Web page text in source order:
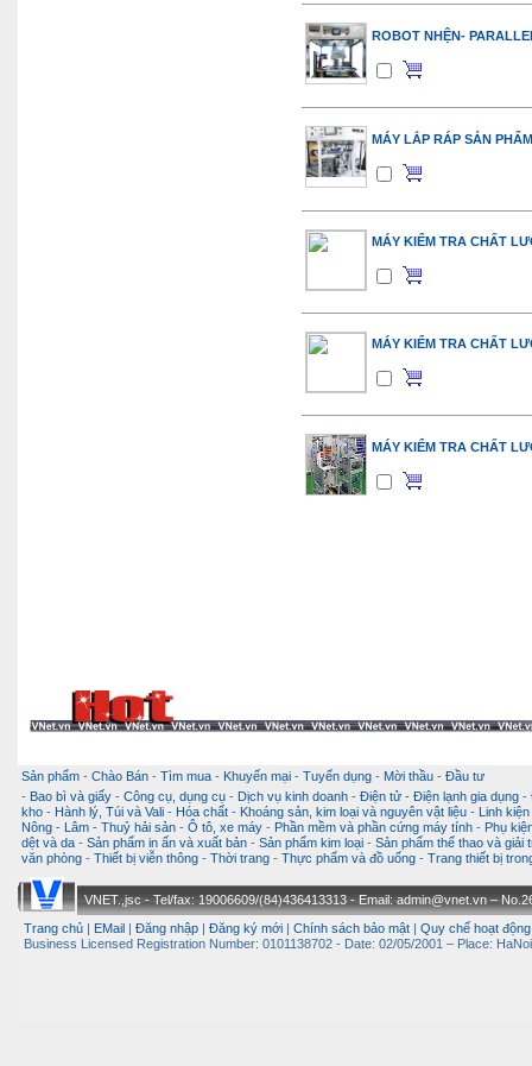
ROBOT NHỆN-
MÁY LẮP RÁP SẢN
MÁY KIỂM TRA CHẤT
MÁY KIỂM TRA CHẤT
MÁY KIỂM TRA CHẤT
Sản phẩm - Chào Bán - Tìm mua - Khuyến mại - Tuyển dụng - Mời thầu - Đầu tư
- Bao bì và giấy - Công cụ, dụng cụ - Dịch vụ kinh doanh - Điện tử - Điện lạnh gia dụng -
kho - Hành lý, Túi và Vali - Hóa chất - Khoáng sản, kim loại và nguyên vật liệu -
Linh
Nông - Lâm - Thuỷ hải sản - Ô tô, xe máy - Phần mềm và phần cứng máy tính - Phụ
dệt và da - Sản phẩm in ấn và xuất bản - Sản phẩm kim loại - Sản phẩm thể thao và giải
văn phòng - Thiết bị viễn thông - Thời trang - Thực phẩm và đồ uống - Trang thiết bị
VNET.,jsc - Tel/fax: 19006609/(84)436413313 - Email: admin@vnet.vn –
Trang chủ
EMail Đăng nhập Đăng ký mới Chính sách bảo mật Quy chế hoạt động
Business Licensed Registration Number: 0101138702 - Date: 02/05/2001 – Place: